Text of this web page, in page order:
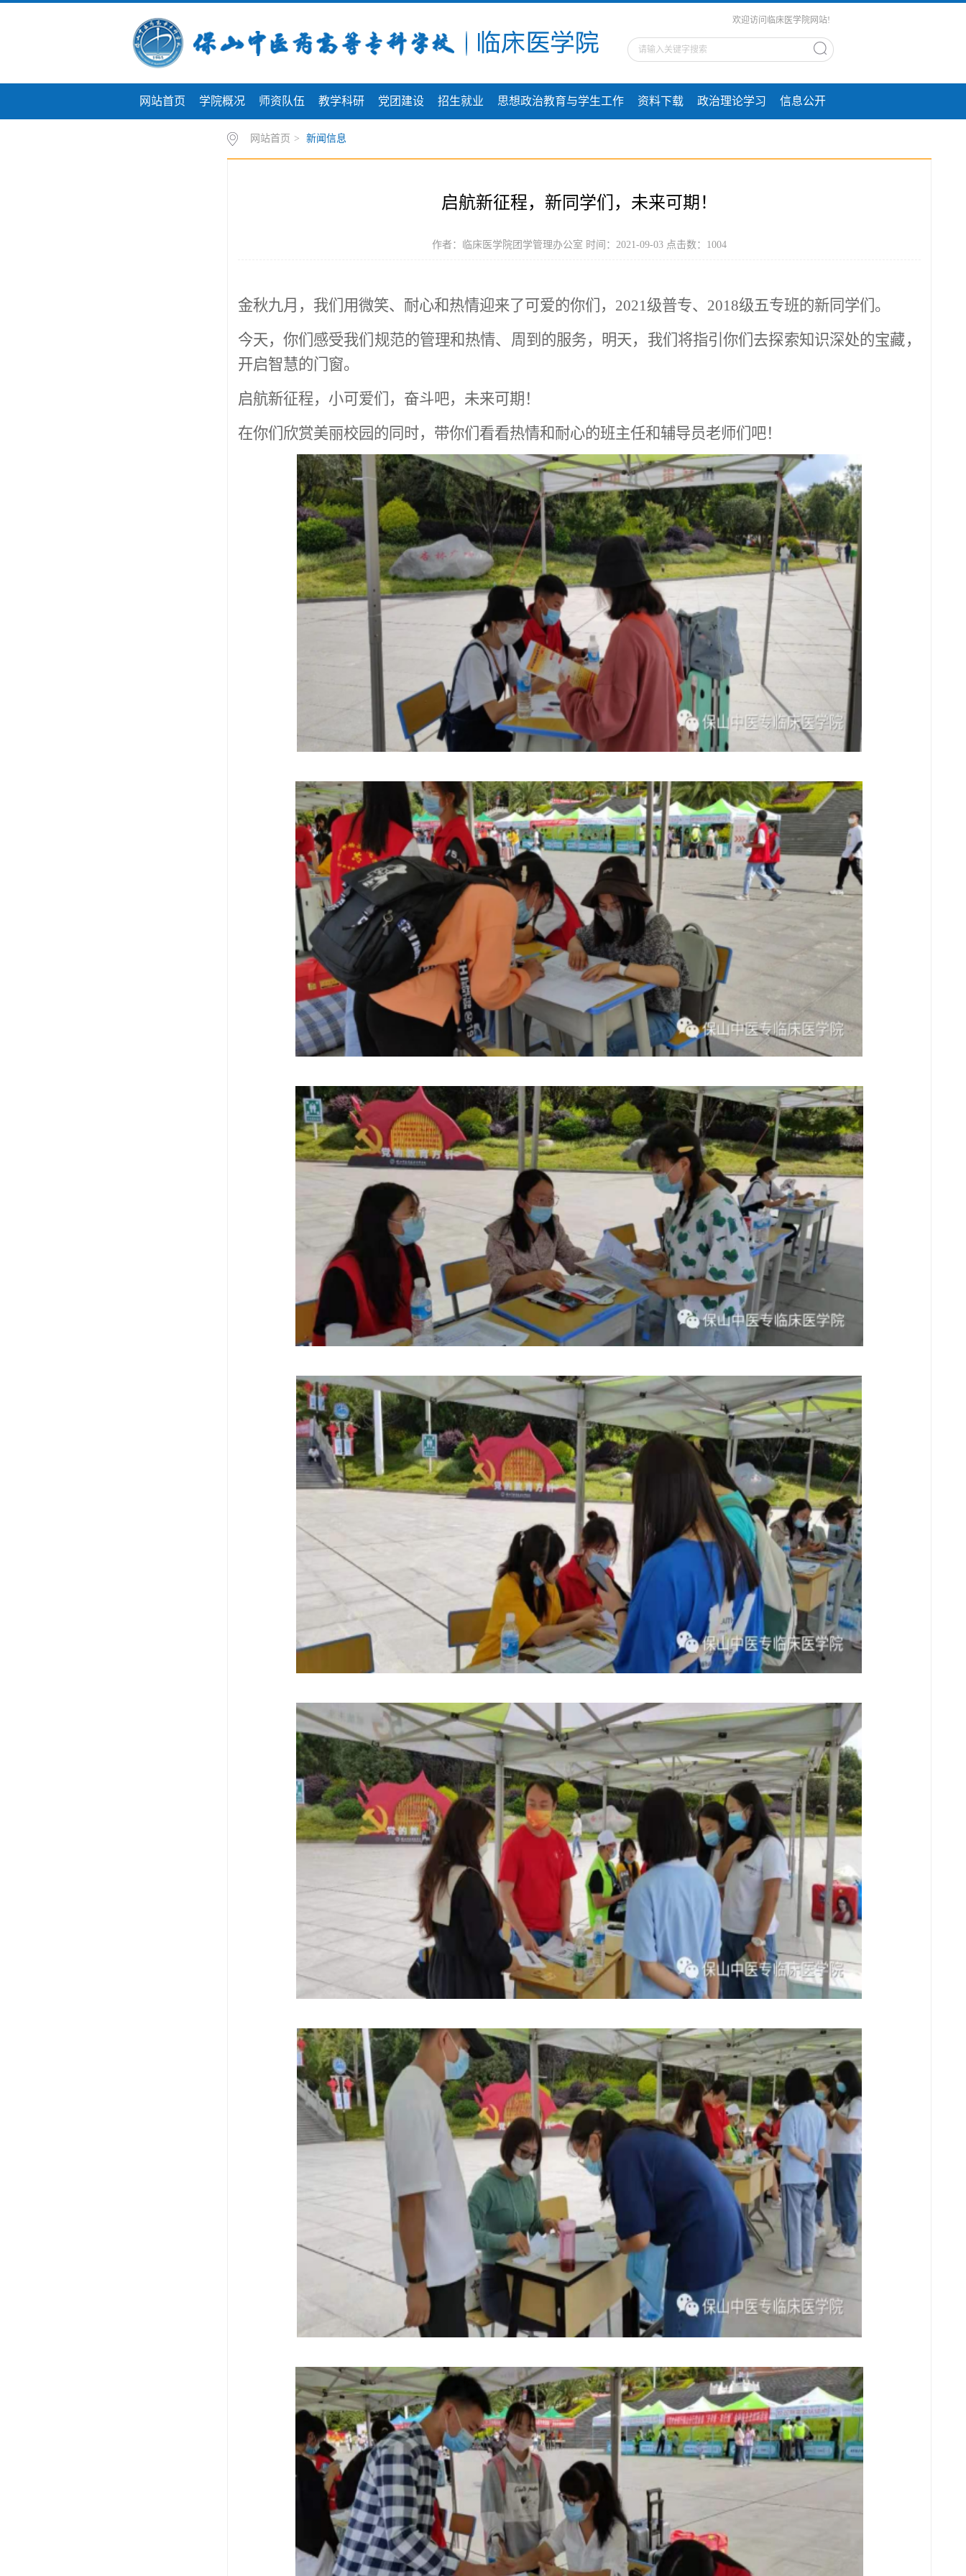
欢迎访问临床医学院网站!
网站首页 学院概况 师资队伍 教学科研 党团建设 招生就业 思想政治教育与学生工作 资料下载 政治理论学习 信息公开
网站首页 > 新闻信息
启航新征程，新同学们，未来可期！
作者：临床医学院团学管理办公室 时间：2021-09-03 点击数： 1004
金秋九月，我们用微笑、耐心和热情迎来了可爱的你们， 2021级普专、2018级五专班的新同学们。
今天，你们感受我们规范的管理和热情、周到的服务，明天，我们将指引你们去探索知识深处的宝藏，
开启智慧的门窗。
启航新征程，小可爱们，奋斗吧，未来可期！
在你们欣赏美丽校园的同时，带你们看看热情和耐心的班主任和辅导员老师们吧！